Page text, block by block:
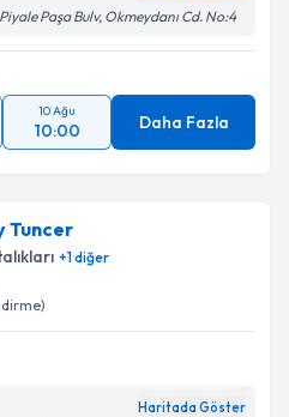
Paşa Bulv, Okmeydanı Cd. No:4
10 Ağu
10:00 Daha Fazla
Tuncer
+1diğer
Haritada Göster